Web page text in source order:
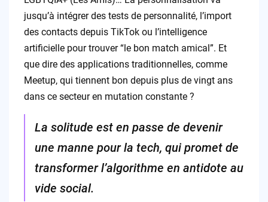
jusqu’à intégrer des tests de personnalité, l’import
des contacts depuis TikTok ou l’intelligence
artificielle pour trouver “le bon match amical”. Et
que dire des applications traditionnelles, comme
Meetup, qui tiennent bon depuis plus de vingt ans
dans ce secteur en mutation constante ?
La solitude est en passe de devenir
une manne pour la tech, qui promet de
transformer l’algorithme en antidote au
vide social.